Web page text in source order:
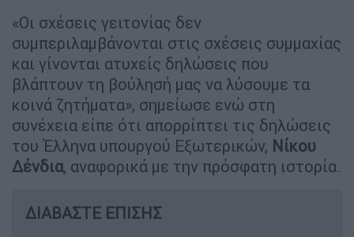
«Οι σχέσεις γειτονίας δεν
συμπεριλαμβάνονται στις σχέσεις συμμαχίας
και γίνονται ατυχείς δηλώσεις που
βλάπτουν τη βούλησή μας να λύσουμε τα
κοινά ζητήματα», σημείωσε ενώ στη
συνέχεια είπε ότι απορρίπτει τις δηλώσεις
του Έλληνα υπουργού Εξωτερικών, Νίκου
Δένδια, αναφορικά με την πρόσφατη ιστορία.
ΔΙΑΒΑΣΤΕ ΕΠΙΣΗΣ